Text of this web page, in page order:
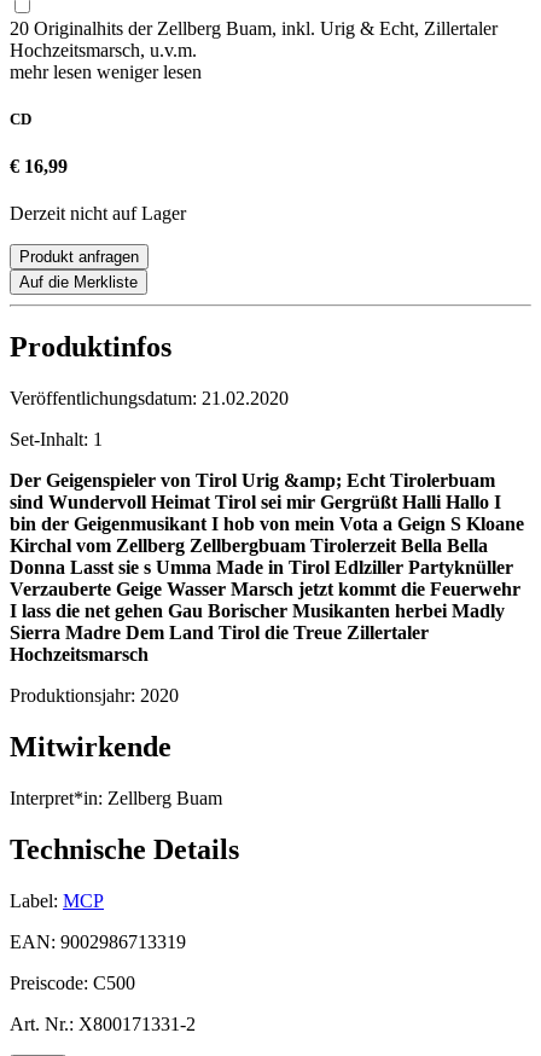
20 Originalhits der Zellberg Buam, inkl. Urig & Echt, Zillertaler
Hochzeitsmarsch, u.v.m.
mehr lesen weniger lesen
CD
€ 16,99
Derzeit nicht auf Lager
Produkt anfragen
Auf die Merkliste
Produktinfos
Veröffentlichungsdatum: 21.02.2020
Set-Inhalt: 1
Der Geigenspieler von Tirol Urig &amp; Echt Tirolerbuam
sind Wundervoll Heimat Tirol sei mir Gergrüßt Halli Hallo I
bin der Geigenmusikant I hob von mein Vota a Geign S Kloane
Kirchal vom Zellberg Zellbergbuam Tirolerzeit Bella Bella
Donna Lasst sie s Umma Made in Tirol Edlziller Partyknüller
Verzauberte Geige Wasser Marsch jetzt kommt die Feuerwehr
I lass die net gehen Gau Borischer Musikanten herbei Madly
Sierra Madre Dem Land Tirol die Treue Zillertaler
Hochzeitsmarsch
Produktionsjahr: 2020
Mitwirkende
Interpret*in: Zellberg Buam
Technische Details
Label: MCP
EAN: 9002986713319
Preiscode: C500
Art. Nr.: X800171331-2